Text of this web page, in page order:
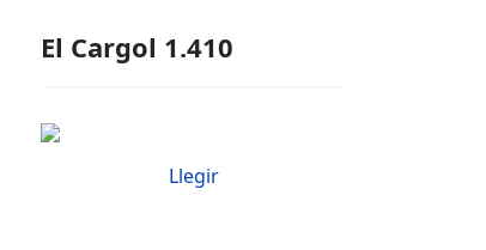
El Cargol 1.410
Llegir